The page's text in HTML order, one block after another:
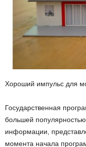
Хороший импульс для
Государственная
большей
информации,
момента начала